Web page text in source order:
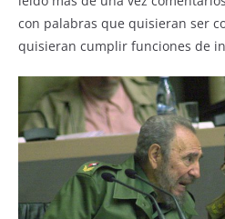
con palabras que quisieran ser
quisieran cumplir funciones de